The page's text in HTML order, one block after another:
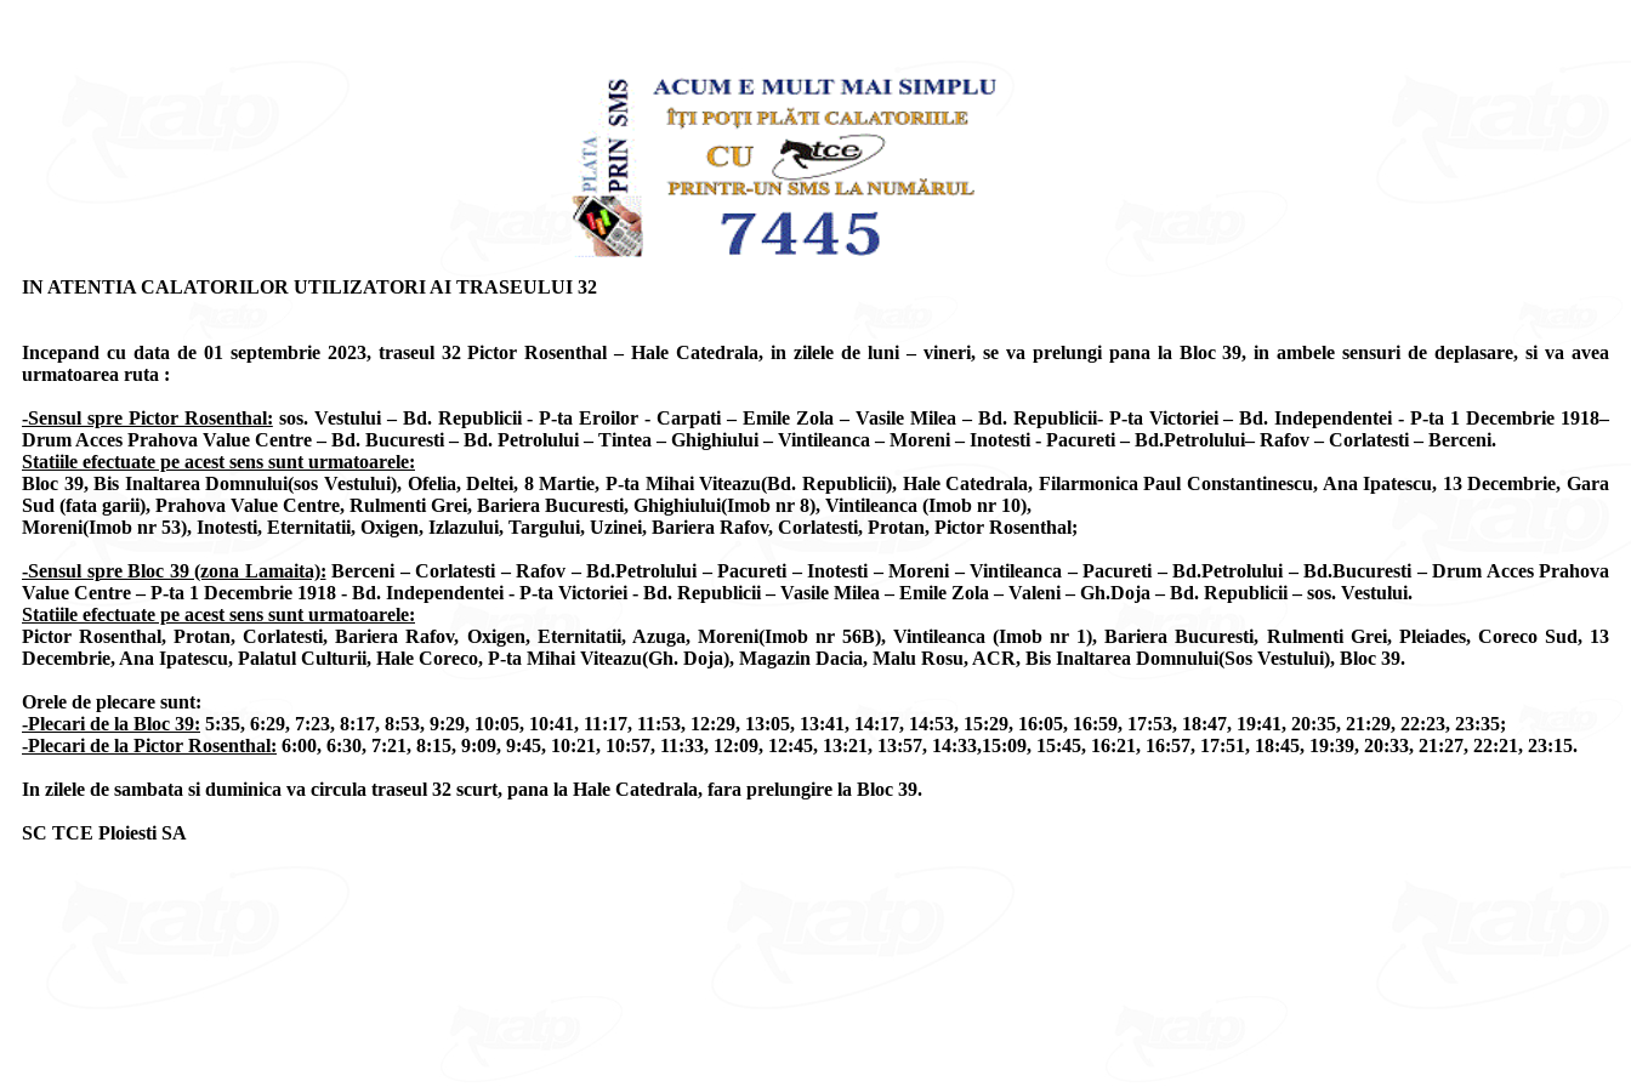
IN ATENTIA CALATORILOR UTILIZATORI AI TRASEULUI 32
Incepand cu data de 01 septembrie 2023, traseul 32 Pictor Rosenthal – Hale Catedrala, in zilele de luni – vineri, se va prelungi pana la Bloc 39, in ambele sensuri de deplasare, si va avea
urmatoarea ruta :
-Sensul spre Pictor Rosenthal: sos. Vestului – Bd. Republicii - P-ta Eroilor - Carpati – Emile Zola – Vasile Milea – Bd. Republicii- P-ta Victoriei – Bd. Independentei - P-ta 1 Decembrie 1918–
Drum Acces Prahova Value Centre – Bd. Bucuresti – Bd. Petrolului – Tintea – Ghighiului – Vintileanca – Moreni – Inotesti - Pacureti – Bd.Petrolului– Rafov – Corlatesti – Berceni.
Statiile efectuate pe acest sens sunt urmatoarele:
Bloc 39, Bis Inaltarea Domnului(sos Vestului), Ofelia, Deltei, 8 Martie, P-ta Mihai Viteazu(Bd. Republicii), Hale Catedrala, Filarmonica Paul Constantinescu, Ana Ipatescu, 13 Decembrie, Gara
Sud (fata garii), Prahova Value Centre, Rulmenti Grei, Bariera Bucuresti, Ghighiului(Imob nr 8), Vintileanca (Imob nr 10),
Moreni(Imob nr 53), Inotesti, Eternitatii, Oxigen, Izlazului, Targului, Uzinei, Bariera Rafov, Corlatesti, Protan, Pictor Rosenthal;
-Sensul spre Bloc 39 (zona Lamaita): Berceni – Corlatesti – Rafov – Bd.Petrolului – Pacureti – Inotesti – Moreni – Vintileanca – Pacureti – Bd.Petrolului – Bd.Bucuresti – Drum Acces Prahova
Value Centre – P-ta 1 Decembrie 1918 - Bd. Independentei - P-ta Victoriei - Bd. Republicii – Vasile Milea – Emile Zola – Valeni – Gh.Doja – Bd. Republicii – sos. Vestului.
Statiile efectuate pe acest sens sunt urmatoarele:
Pictor Rosenthal, Protan, Corlatesti, Bariera Rafov, Oxigen, Eternitatii, Azuga, Moreni(Imob nr 56B), Vintileanca (Imob nr 1), Bariera Bucuresti, Rulmenti Grei, Pleiades, Coreco Sud, 13
Decembrie, Ana Ipatescu, Palatul Culturii, Hale Coreco, P-ta Mihai Viteazu(Gh. Doja), Magazin Dacia, Malu Rosu, ACR, Bis Inaltarea Domnului(Sos Vestului), Bloc 39.
Orele de plecare sunt:
-Plecari de la Bloc 39: 5:35, 6:29, 7:23, 8:17, 8:53, 9:29, 10:05, 10:41, 11:17, 11:53, 12:29, 13:05, 13:41, 14:17, 14:53, 15:29, 16:05, 16:59, 17:53, 18:47, 19:41, 20:35, 21:29, 22:23, 23:35;
-Plecari de la Pictor Rosenthal: 6:00, 6:30, 7:21, 8:15, 9:09, 9:45, 10:21, 10:57, 11:33, 12:09, 12:45, 13:21, 13:57, 14:33,15:09, 15:45, 16:21, 16:57, 17:51, 18:45, 19:39, 20:33, 21:27, 22:21, 23:15.
In zilele de sambata si duminica va circula traseul 32 scurt, pana la Hale Catedrala, fara prelungire la Bloc 39.
SC TCE Ploiesti SA